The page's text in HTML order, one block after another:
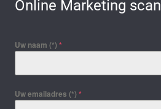
Online Marketing scan
Uw naam (*) *
Uw emailadres (*) *